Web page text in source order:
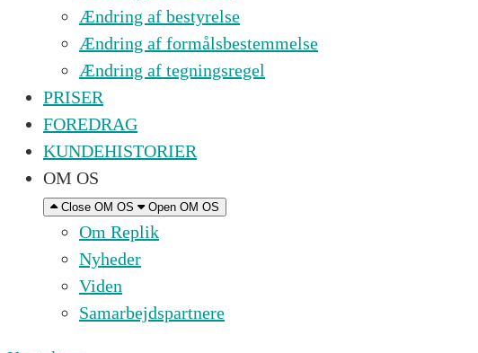
Ændring af bestyrelse
Ændring af formålsbestemmelse
Ændring af tegningsregel
PRISER
FOREDRAG
KUNDEHISTORIER
OM OS
Close OM OS Open OM OS
Om Replik
Nyheder
Viden
Samarbejdspartnere